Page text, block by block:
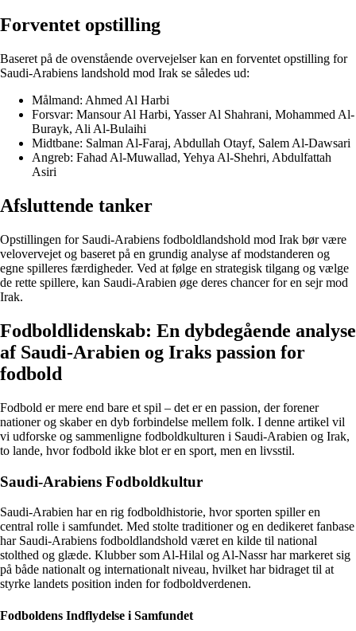
Forventet opstilling
Baseret på de ovenstående overvejelser kan en forventet opstilling for
Saudi-Arabiens landshold mod Irak se således ud:
Målmand: Ahmed Al Harbi
Forsvar: Mansour Al Harbi, Yasser Al Shahrani, Mohammed Al-
Burayk, Ali Al-Bulaihi
Midtbane: Salman Al-Faraj, Abdullah Otayf, Salem Al-Dawsari
Angreb: Fahad Al-Muwallad, Yehya Al-Shehri, Abdulfattah
Asiri
Afsluttende tanker
Opstillingen for Saudi-Arabiens fodboldlandshold mod Irak bør være
velovervejet og baseret på en grundig analyse af modstanderen og
egne spilleres færdigheder. Ved at følge en strategisk tilgang og vælge
de rette spillere, kan Saudi-Arabien øge deres chancer for en sejr mod
Irak.
Fodboldlidenskab: En dybdegående analyse
af Saudi-Arabien og Iraks passion for
fodbold
Fodbold er mere end bare et spil – det er en passion, der forener
nationer og skaber en dyb forbindelse mellem folk. I denne artikel vil
vi udforske og sammenligne fodboldkulturen i Saudi-Arabien og Irak,
to lande, hvor fodbold ikke blot er en sport, men en livsstil.
Saudi-Arabiens Fodboldkultur
Saudi-Arabien har en rig fodboldhistorie, hvor sporten spiller en
central rolle i samfundet. Med stolte traditioner og en dedikeret fanbase
har Saudi-Arabiens fodboldlandshold været en kilde til national
stolthed og glæde. Klubber som Al-Hilal og Al-Nassr har markeret sig
på både nationalt og internationalt niveau, hvilket har bidraget til at
styrke landets position inden for fodboldverdenen.
Fodboldens Indflydelse i Samfundet